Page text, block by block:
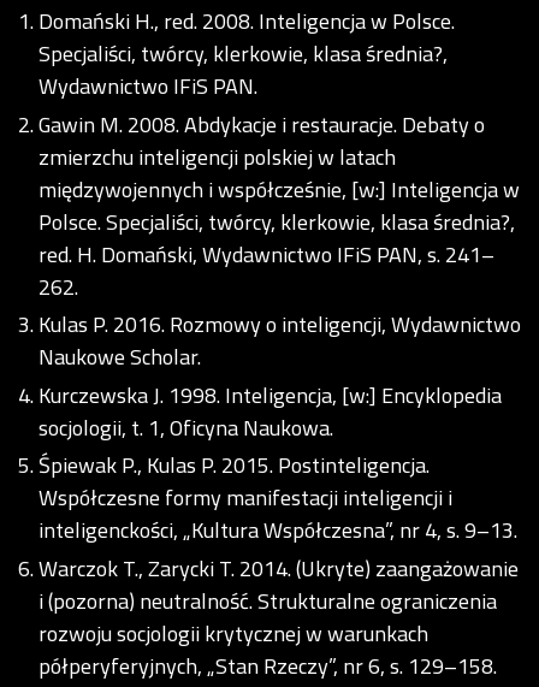
Domański H., red. 2008. Inteligencja w Polsce.
Specjaliści, twórcy, klerkowie, klasa średnia?,
Wydawnictwo IFiS PAN.
Gawin M. 2008. Abdykacje i restauracje. Debaty o
zmierzchu inteligencji polskiej w latach
międzywojennych i współcześnie, [w:] Inteligencja w
Polsce. Specjaliści, twórcy, klerkowie, klasa średnia?,
red. H. Domański, Wydawnictwo IFiS PAN, s. 241–
262.
Kulas P. 2016. Rozmowy o inteligencji, Wydawnictwo
Naukowe Scholar.
Kurczewska J. 1998. Inteligencja, [w:] Encyklopedia
socjologii, t. 1, Oficyna Naukowa.
Śpiewak P., Kulas P. 2015. Postinteligencja.
Współczesne formy manifestacji inteligencji i
inteligenckości, „Kultura Współczesna”, nr 4, s. 9–13.
Warczok T., Zarycki T. 2014. (Ukryte) zaangażowanie
i (pozorna) neutralność. Strukturalne ograniczenia
rozwoju socjologii krytycznej w warunkach
półperyferyjnych, „Stan Rzeczy”, nr 6, s. 129–158.